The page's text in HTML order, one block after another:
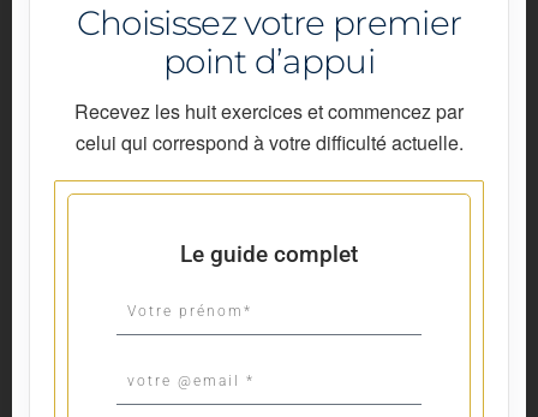
Choisissez votre premier
point d’appui
Recevez les huit exercices et commencez par
celui qui correspond à votre difficulté actuelle.
Le guide complet
P
R
N
E
m